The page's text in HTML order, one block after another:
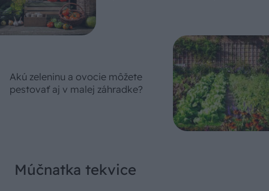
Akú zeleninu a ovocie môžete
pestovať aj v malej záhradke?
Múčnatka tekvice